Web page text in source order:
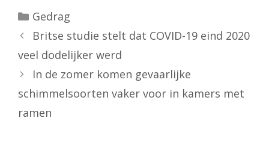
Categorieën
Gedrag
Britse studie stelt dat COVID-19 eind 2020
veel dodelijker werd
In de zomer komen gevaarlijke
schimmelsoorten vaker voor in kamers met
ramen